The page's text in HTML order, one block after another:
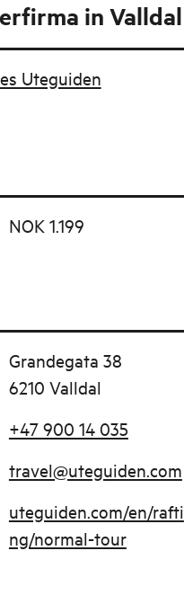
in Valldal
Uteguiden
NOK 1.199
Grandegata 38
6210 Valldal
+47 900 14 035
travel@uteguiden.com
uteguiden.com/en/rafti
ng/normal-tour